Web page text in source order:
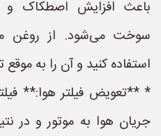
باعث افزایش اصطکاک
سوخت می‌شود. از روغن
استفاده کنید و آن را به
* **تعویض فیلتر هوا:**
جریان هوا به موتور و